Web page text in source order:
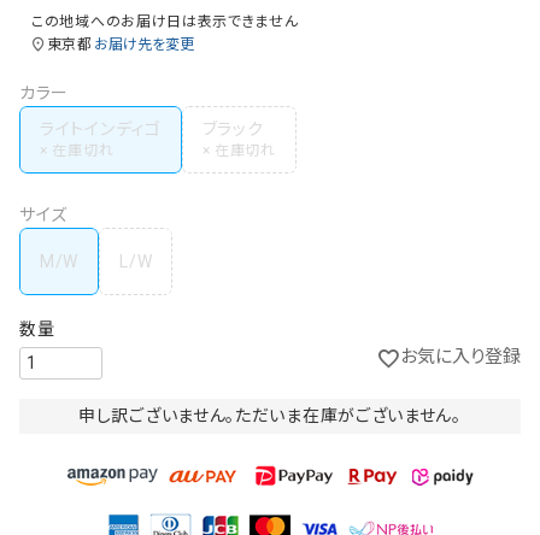
この地域へのお届け日は表示できません
東京都 お届け先を変更
カラー
ライトインディゴ
ブラック
サイズ
M/W L/W
お気に入り登録
申し訳ございません。ただいま在庫がございません。